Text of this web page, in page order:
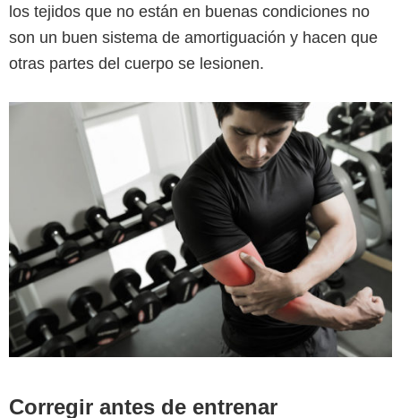
los tejidos que no están en buenas condiciones no
son un buen sistema de amortiguación y hacen que
otras partes del cuerpo se lesionen.
Corregir antes de entrenar